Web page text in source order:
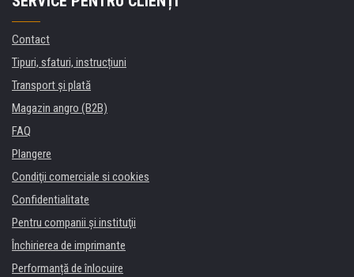
Contact
Tipuri, sfaturi, instrucțiuni
Transport şi plată
Magazin angro (B2B)
FAQ
Plangere
Condiţii comerciale si cookies
Confidentialitate
Pentru companii și instituţii
Închirierea de imprimante
Performanță de înlocuire